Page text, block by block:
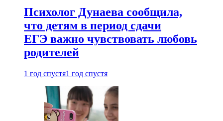
Психолог Дунаева сообщила,
что детям в период сдачи
ЕГЭ важно чувствовать любовь
родителей
1 год спустя1 год спустя